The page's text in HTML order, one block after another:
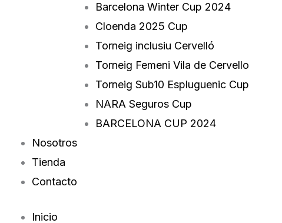
Barcelona Winter Cup 2024
Cloenda 2025 Cup
Torneig inclusiu Cervelló
Torneig Femeni Vila de Cervello
Torneig Sub10 Espluguenic Cup
NARA Seguros Cup
BARCELONA CUP 2024
Nosotros
Tienda
Contacto
Inicio